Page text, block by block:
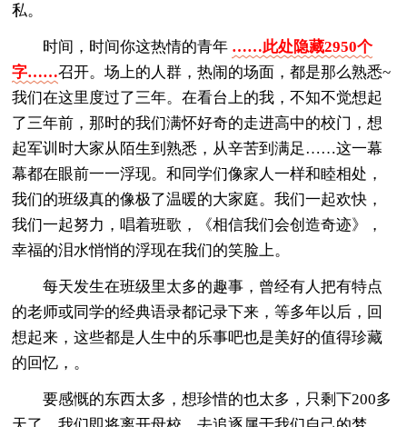
私。
时间，时间你这热情的青年 ……此处隐藏2950个
字……召开。场上的人群，热闹的场面，都是那么熟悉~
我们在这里度过了三年。在看台上的我，不知不觉想起
了三年前，那时的我们满怀好奇的走进高中的校门，想
起军训时大家从陌生到熟悉，从辛苦到满足……这一幕
幕都在眼前一一浮现。和同学们像家人一样和睦相处，
我们的班级真的像极了温暖的大家庭。我们一起欢快，
我们一起努力，唱着班歌，《相信我们会创造奇迹》，
幸福的泪水悄悄的浮现在我们的笑脸上。
每天发生在班级里太多的趣事，曾经有人把有特点
的老师或同学的经典语录都记录下来，等多年以后，回
想起来，这些都是人生中的乐事吧也是美好的值得珍藏
的回忆，。
要感慨的东西太多，想珍惜的也太多，只剩下200多